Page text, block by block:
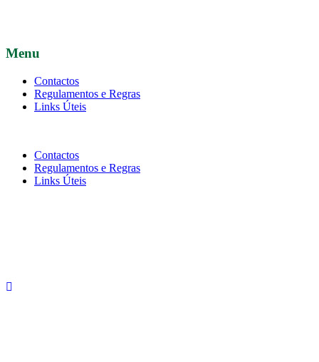
Menu
Contactos
Regulamentos e Regras
Links Úteis
Contactos
Regulamentos e Regras
Links Úteis